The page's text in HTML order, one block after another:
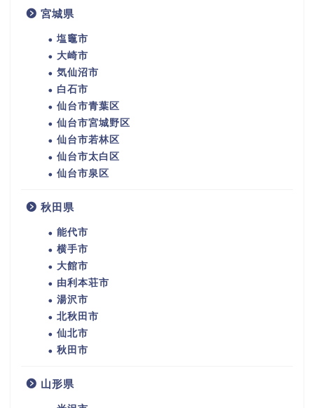
宮城県
塩竈市
大崎市
気仙沼市
白石市
仙台市青葉区
仙台市宮城野区
仙台市若林区
仙台市太白区
仙台市泉区
秋田県
能代市
横手市
大館市
由利本荘市
湯沢市
北秋田市
仙北市
秋田市
山形県